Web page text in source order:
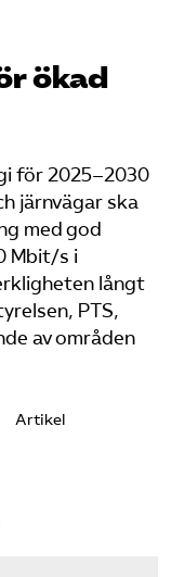
ökad
för 2025–2030
järnvägar ska
med god
Mbit/s i
långt
PTS,
av områden
Artikel